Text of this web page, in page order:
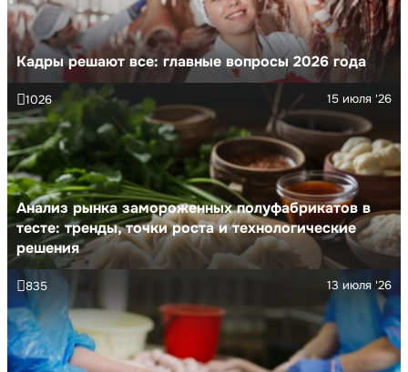
Кадры решают все: главные вопросы 2026 года
Анализ рынка замороженных полуфабрикатов в
тесте: тренды, точки роста и технологические
решения
15 июля '26
1026
13 июля '26
835